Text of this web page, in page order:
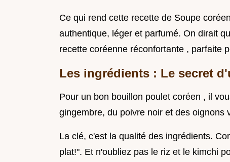
Ce qui rend cette recette de Soupe
authentique, léger et parfumé. On dirait
recette coréenne réconfortante , parfaite
Les ingrédients : Le secret
Pour un bon bouillon poulet coréen , il
gingembre, du poivre noir et des oignons
La clé, c'est la qualité des ingrédients.
plat!". Et n'oubliez pas le riz et le kimchi